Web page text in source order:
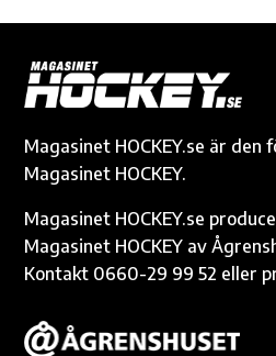
o
o
k
g
er
r
n
k
Magasinet HOCKEY.se är den
Magasinet HOCKEY.
Magasinet HOCKEY.se
Magasinet HOCKEY av
Kontakt 0660-29 99 52 eller